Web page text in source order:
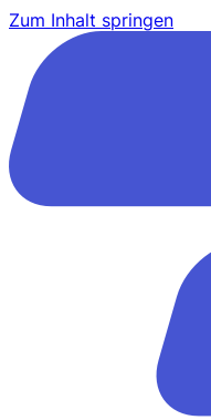
Zum Inhalt springen